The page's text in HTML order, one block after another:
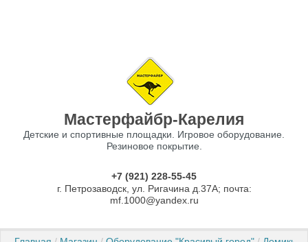
Мастерфайбр-Карелия
Детские и спортивные площадки. Игровое оборудование.
Резиновое покрытие.
+7 (921) 228-55-45
г. Петрозаводск, ул. Ригачина д.37А; почта:
mf.1000@yandex.ru